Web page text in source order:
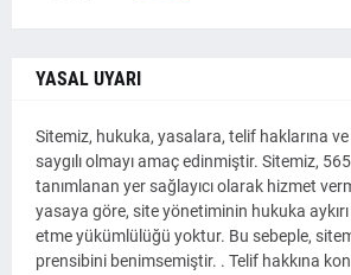
YASAL UYARI
Sitemiz, hukuka, yasalara, telif haklarına
saygılı olmayı amaç edinmiştir. Sitemiz,
tanımlanan yer sağlayıcı olarak hizmet
yasaya göre, site yönetiminin hukuka
etme yükümlülüğü yoktur. Bu sebeple,
prensibini benimsemiştir. . Telif hakkına